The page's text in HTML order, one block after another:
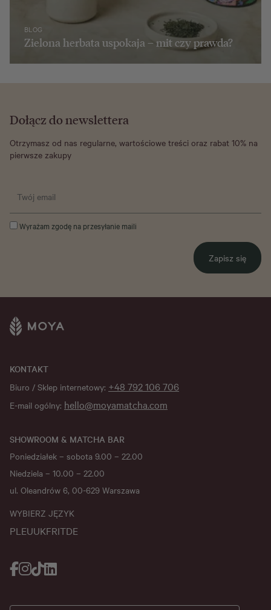
BLOG
Zielona herbata uspokaja – mit czy prawda?
Dołącz do newslettera
Otrzymasz od nas regularne, wartościowe treści oraz rabat 10% na
pierwsze zakupy
Wyrażam zgodę na przesyłanie maili
Zapisz się
KONTAKT
Biuro / Sklep internetowy: +48 792 106 706
E-mail ogólny: hello@moyamatcha.com
SHOWROOM & MATCHA BAR
Poniedziałek – sobota 9.00 – 22.00
Niedziela – 10.00 – 22.00
ul. Oleandrów 6, 00-629 Warszawa
WYBIERZ JĘZYK
PL EUUKFRITDE